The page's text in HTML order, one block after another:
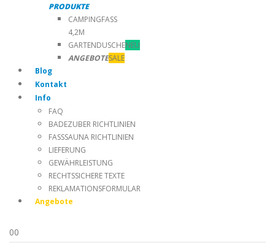
PRODUKTE
CAMPINGFASS
4,2M
GARTENDUSCHENEU
ANGEBOTESALE
Blog
Kontakt
Info
FAQ
BADEZUBER RICHTLINIEN
FASSSAUNA RICHTLINIEN
LIEFERUNG
GEWÄHRLEISTUNG
RECHTSSICHERE TEXTE
REKLAMATIONSFORMULAR
Angebote
00